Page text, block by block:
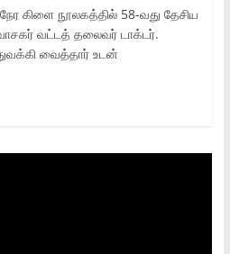
கிளை நூலகத்தில் 58-வது தேசிய
வட்டத் தலைவர் டாக்டர்.
வைத்தார் உடன்